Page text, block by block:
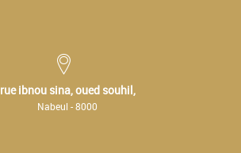
rue ibnou sina, oued souhil,
Nabeul - 8000